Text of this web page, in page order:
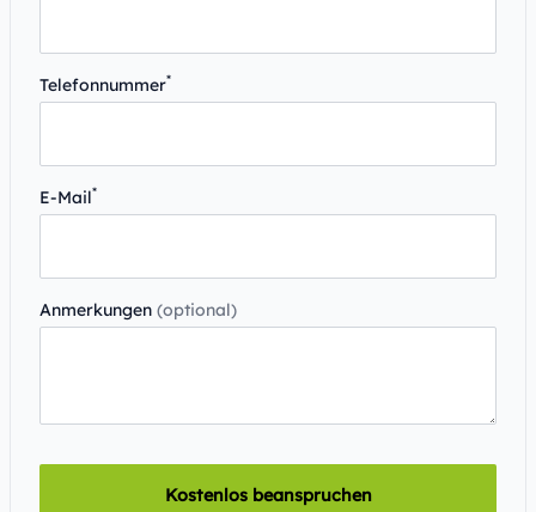
Telefonnummer*
E-Mail*
Anmerkungen (optional)
Kostenlos beanspruchen